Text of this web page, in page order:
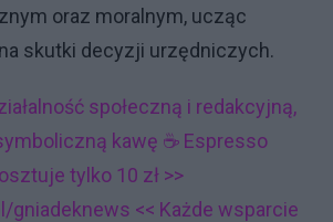
oraz moralnym, ucząc
skutki decyzji urzędniczych.
społeczną i redakcyjną,
kawę ☕ Espresso
tylko 10 zł >>
gniadeknews << Każde wsparcie